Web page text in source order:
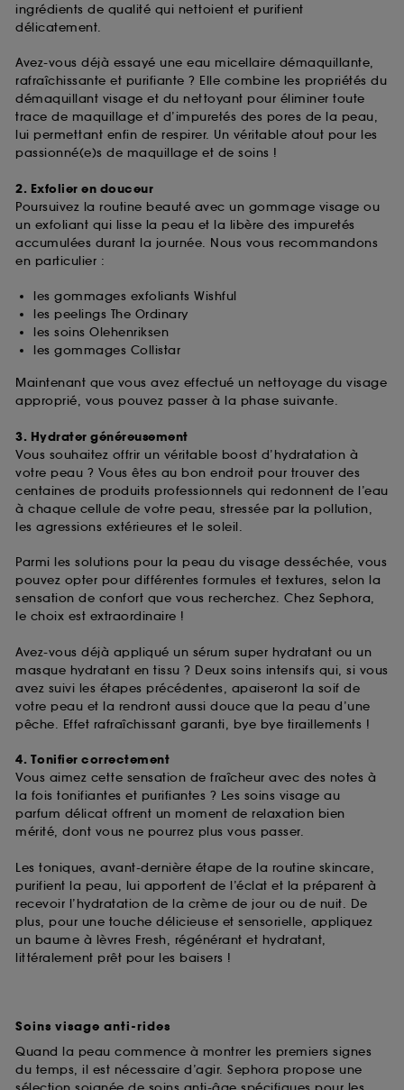
ingrédients de qualité qui nettoient et purifient
délicatement.
Avez-vous déjà essayé une eau micellaire démaquillante,
rafraîchissante et purifiante ? Elle combine les propriétés du
démaquillant visage et du nettoyant pour éliminer toute
trace de maquillage et d’impuretés des pores de la peau,
lui permettant enfin de respirer. Un véritable atout pour les
passionné(e)s de maquillage et de soins !
2. Exfolier en douceur
Poursuivez la routine beauté avec un gommage visage ou
un exfoliant qui lisse la peau et la libère des impuretés
accumulées durant la journée. Nous vous recommandons
en particulier :
les gommages exfoliants Wishful
les peelings The Ordinary
les soins Olehenriksen
les gommages Collistar
Maintenant que vous avez effectué un nettoyage du visage
approprié, vous pouvez passer à la phase suivante.
3. Hydrater généreusement
Vous souhaitez offrir un véritable boost d’hydratation à
votre peau ? Vous êtes au bon endroit pour trouver des
centaines de produits professionnels qui redonnent de l’eau
à chaque cellule de votre peau, stressée par la pollution,
les agressions extérieures et le soleil.
Parmi les solutions pour la peau du visage desséchée, vous
pouvez opter pour différentes formules et textures, selon la
sensation de confort que vous recherchez. Chez Sephora,
le choix est extraordinaire !
Avez-vous déjà appliqué un sérum super hydratant ou un
masque hydratant en tissu ? Deux soins intensifs qui, si vous
avez suivi les étapes précédentes, apaiseront la soif de
votre peau et la rendront aussi douce que la peau d’une
pêche. Effet rafraîchissant garanti, bye bye tiraillements !
4. Tonifier correctement
Vous aimez cette sensation de fraîcheur avec des notes à
la fois tonifiantes et purifiantes ? Les soins visage au
parfum délicat offrent un moment de relaxation bien
mérité, dont vous ne pourrez plus vous passer.
Les toniques, avant-dernière étape de la routine skincare,
purifient la peau, lui apportent de l’éclat et la préparent à
recevoir l’hydratation de la crème de jour ou de nuit. De
plus, pour une touche délicieuse et sensorielle, appliquez
un baume à lèvres Fresh, régénérant et hydratant,
littéralement prêt pour les baisers !
Soins visage anti-rides
Quand la peau commence à montrer les premiers signes
du temps, il est nécessaire d’agir. Sephora propose une